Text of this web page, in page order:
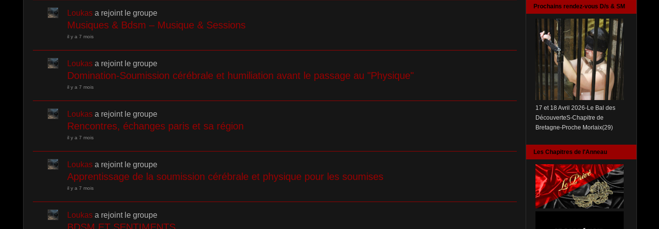
Loukas a rejoint le groupe
Musiques & Bdsm – Musique & Sessions
il y a 7 mois
Loukas a rejoint le groupe
Domination-Soumission cérébrale et humiliation avant le passage au "Physique"
il y a 7 mois
Loukas a rejoint le groupe
Rencontres, échanges paris et sa région
il y a 7 mois
Loukas a rejoint le groupe
Apprentissage de la soumission cérébrale et physique pour les soumises
il y a 7 mois
Loukas a rejoint le groupe
Prochains rendez-vous D/s & SM
17 et 18 Avril 2026-Le Bal des
DécouverteS-Chapitre de
Bretagne-Proche Morlaix(29)
Les Chapitres de l'Anneau